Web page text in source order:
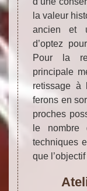
la valeur
ancien et
d’optez
Pour la
principale
retissage à
ferons en
proches
le
techniques
que